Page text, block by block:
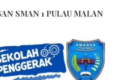
SMAN 1 PULAU MALAN